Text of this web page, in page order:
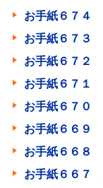
お手紙６７４
お手紙６７３
お手紙６７２
お手紙６７１
お手紙６７０
お手紙６６９
お手紙６６８
お手紙６６７